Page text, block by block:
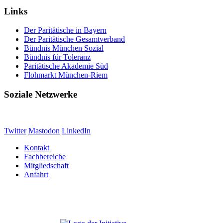
Links
Der Paritätische in Bayern
Der Paritätische Gesamtverband
Bündnis München Sozial
Bündnis für Toleranz
Paritätische Akademie Süd
Flohmarkt München-Riem
Soziale Netzwerke
Twitter Mastodon LinkedIn
Kontakt
Fachbereiche
Mitgliedschaft
Anfahrt